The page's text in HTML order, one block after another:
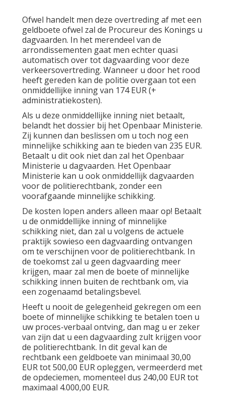
Ofwel handelt men deze overtreding af met een
geldboete ofwel zal de Procureur des Konings u
dagvaarden. In het merendeel van de
arrondissementen gaat men echter quasi
automatisch over tot dagvaarding voor deze
verkeersovertreding. Wanneer u door het rood
heeft gereden kan de politie overgaan tot een
onmiddellijke inning van 174 EUR (+
administratiekosten).
Als u deze onmiddellijke inning niet betaalt,
belandt het dossier bij het Openbaar Ministerie.
Zij kunnen dan beslissen om u toch nog een
minnelijke schikking aan te bieden van 235 EUR.
Betaalt u dit ook niet dan zal het Openbaar
Ministerie u dagvaarden. Het Openbaar
Ministerie kan u ook onmiddellijk dagvaarden
voor de politierechtbank, zonder een
voorafgaande minnelijke schikking.
De kosten lopen anders alleen maar op! Betaalt
u de onmiddellijke inning of minnelijke
schikking niet, dan zal u volgens de actuele
praktijk sowieso een dagvaarding ontvangen
om te verschijnen voor de politierechtbank. In
de toekomst zal u geen dagvaarding meer
krijgen, maar zal men de boete of minnelijke
schikking innen buiten de rechtbank om, via
een zogenaamd betalingsbevel.
Heeft u nooit de gelegenheid gekregen om een
boete of minnelijke schikking te betalen toen u
uw proces-verbaal ontving, dan mag u er zeker
van zijn dat u een dagvaarding zult krijgen voor
de politierechtbank. In dit geval kan de
rechtbank een geldboete van minimaal 30,00
EUR tot 500,00 EUR opleggen, vermeerderd met
de opdeciemen, momenteel dus 240,00 EUR tot
maximaal 4.000,00 EUR.